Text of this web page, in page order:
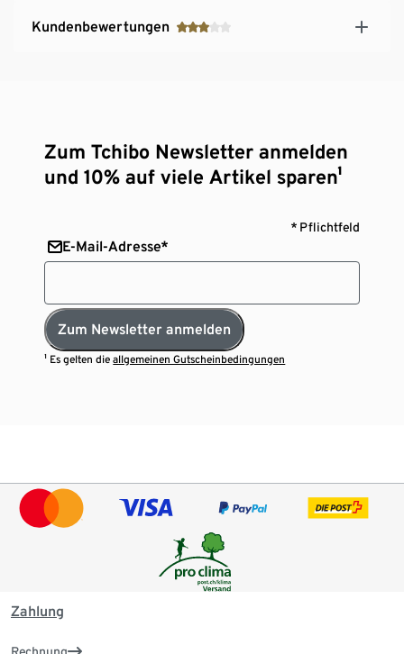
Kundenbewertungen
Zum Tchibo Newsletter anmelden
und 10% auf viele Artikel sparen¹
* Pflichtfeld
E-Mail-Adresse*
Zum Newsletter anmelden
¹ Es gelten dieallgemeinen Gutscheinbedingungen
Zahlung